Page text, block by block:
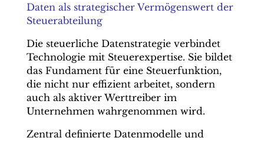
Daten als strategischer Vermögenswert der
Steuerabteilung
Die steuerliche Datenstrategie verbindet
Technologie mit Steuerexpertise. Sie bildet
das Fundament für eine Steuerfunktion,
die nicht nur effizient arbeitet, sondern
auch als aktiver Werttreiber im
Unternehmen wahrgenommen wird.
Zentral definierte Datenmodelle und